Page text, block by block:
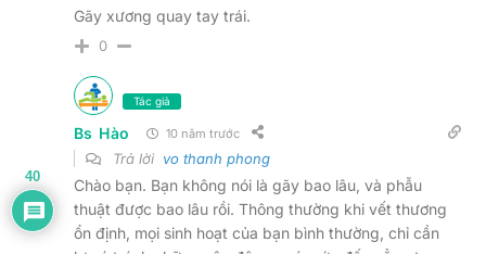
Gãy xương quay tay trái.
0
Tác giả
Bs Hào 10 năm trước
Trả lời vo thanh phong
Chào bạn. Bạn không nói là gãy bao lâu, và phẫu
thuật được bao lâu rồi. Thông thường khi vết thương
ổn định, mọi sinh hoạt của bạn bình thường, chỉ cần
40